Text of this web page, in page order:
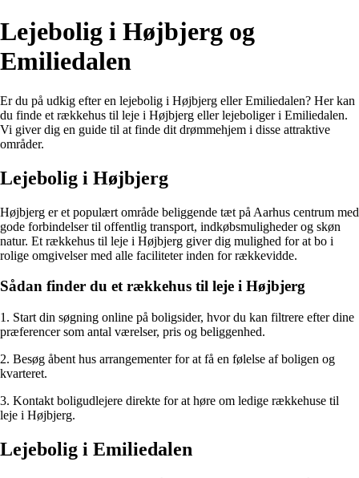
Lejebolig i Højbjerg og
Emiliedalen
Er du på udkig efter en lejebolig i Højbjerg eller Emiliedalen? Her kan
du finde et rækkehus til leje i Højbjerg eller lejeboliger i Emiliedalen.
Vi giver dig en guide til at finde dit drømmehjem i disse attraktive
områder.
Lejebolig i Højbjerg
Højbjerg er et populært område beliggende tæt på Aarhus centrum med
gode forbindelser til offentlig transport, indkøbsmuligheder og skøn
natur. Et rækkehus til leje i Højbjerg giver dig mulighed for at bo i
rolige omgivelser med alle faciliteter inden for rækkevidde.
Sådan finder du et rækkehus til leje i Højbjerg
1. Start din søgning online på boligsider, hvor du kan filtrere efter dine
præferencer som antal værelser, pris og beliggenhed.
2. Besøg åbent hus arrangementer for at få en følelse af boligen og
kvarteret.
3. Kontakt boligudlejere direkte for at høre om ledige rækkehuse til
leje i Højbjerg.
Lejebolig i Emiliedalen